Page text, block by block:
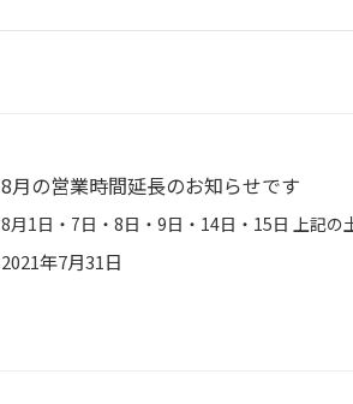
8月の営業時間延長のお知らせです
2021年7月31日